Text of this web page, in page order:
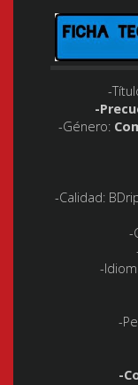
-
-
-Género:
-Calidad:
-
-
-
-